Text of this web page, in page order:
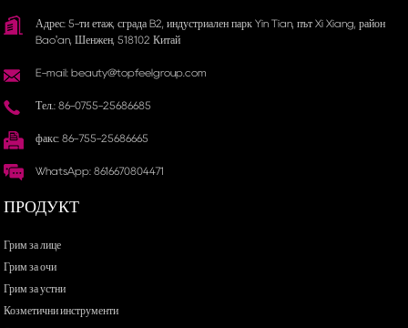
Адрес: 5-ти етаж, сграда B2, индустриален парк Yin Tian, ​​път Xi Xiang, район
Bao'an, Шенжен, 518102 Китай
E-mail: beauty@topfeelgroup.com
Тел.: 86-0755-25686685
факс: 86-755-25686665
WhatsApp: 8616670804471
ПРОДУКТ
Грим за лице
Грим за очи
Грим за устни
Козметични инструменти